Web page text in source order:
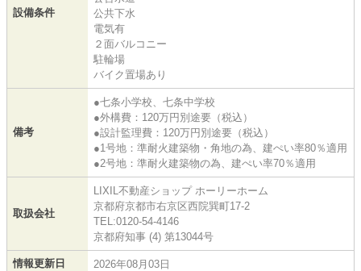
設備条件
公共下水
電気有
２面バルコニー
駐輪場
バイク置場あり
備考
●七条小学校、七条中学校
●外構費：120万円別途要（税込）
●設計監理費：120万円別途要（税込）
●1号地：準耐火建築物・角地の為、建ぺい率80％適用
●2号地：準耐火建築物の為、建ぺい率70％適用
取扱会社
LIXIL不動産ショップ ホーリーホーム
京都府京都市右京区西院巽町17-2
TEL:0120-54-4146
京都府知事 (4) 第13044号
情報更新日 2026年08月03日